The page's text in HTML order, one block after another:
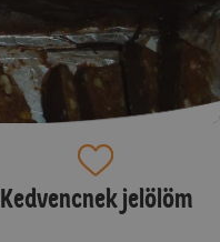
Kedvencnek jelölöm